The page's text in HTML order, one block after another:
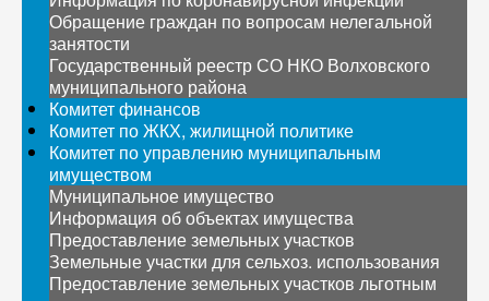
Обращение граждан по вопросам нелегальной
занятости
Государственный реестр СО НКО Волховского
муниципального района
Комитет финансов
Комитет по ЖКХ, жилищной политике
Комитет по управлению муниципальным
имуществом
Муниципальное имущество
Информация об объектах имущества
Предоставление земельных участков
Земельные участки для сельхоз. использования
Предоставление земельных участков льготным